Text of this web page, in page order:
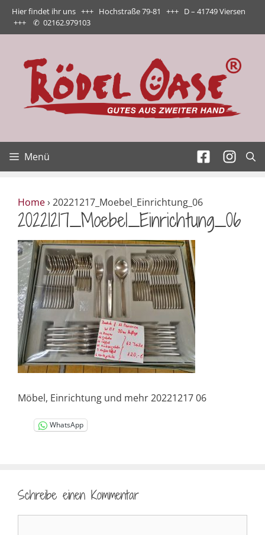
Zum
Inhalt
springen
Hier findet ihr uns +++ Hochstraße 79-81 +++ D – 41749 Viersen
+++ ✆ 02162.979103
Menü
Home› 20221217_Moebel_Einrichtung_06
20221217_Moebel_Einrichtung_06
Möbel, Einrichtung und mehr 20221217 06
WhatsApp
Schreibe einen Kommentar